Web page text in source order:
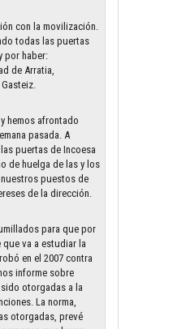
con la movilización.
todas las puertas
por haber:
de Arratia,
hemos afrontado
pasada. A
puertas de Incoesa
de huelga de las y los
puestos de
de la dirección.
para que por
va a estudiar la
en el 2007 contra
informe sobre
otorgadas a la
La norma,
otorgadas, prevé